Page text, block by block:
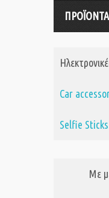
ΠΡΟΪΟΝΤΑ
Car
Selfie Sticks
Με